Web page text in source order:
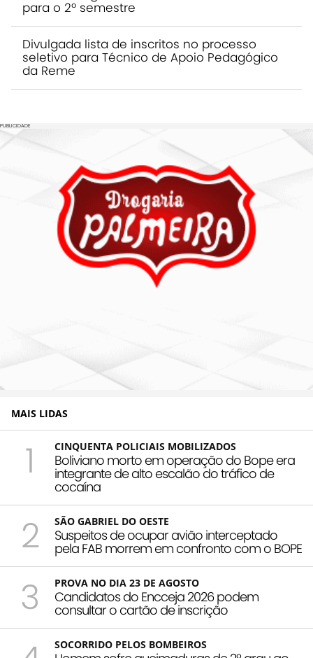
para o 2º semestre
Divulgada lista de inscritos no processo
seletivo para Técnico de Apoio Pedagógico
da Reme
PUBLICIDADE
MAIS LIDAS
1 CINQUENTA POLICIAIS MOBILIZADOS
Boliviano morto em operação do Bope era
integrante de alto escalão do tráfico de
cocaína
2 SÃO GABRIEL DO OESTE
Suspeitos de ocupar avião interceptado
pela FAB morrem em confronto com o BOPE
3 PROVA NO DIA 23 DE AGOSTO
Candidatos do Encceja 2026 podem
consultar o cartão de inscrição
SOCORRIDO PELOS BOMBEIROS